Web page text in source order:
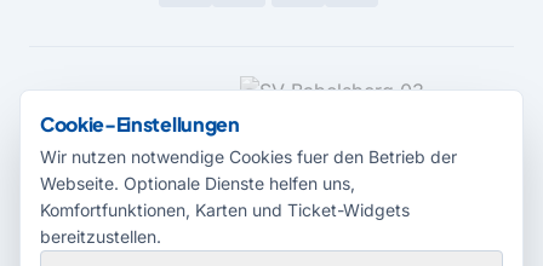
MEDIENPARTNER
Cookie-Einstellungen
Wir nutzen notwendige Cookies fuer den Betrieb der
Webseite. Optionale Dienste helfen uns,
Komfortfunktionen, Karten und Ticket-Widgets
bereitzustellen.